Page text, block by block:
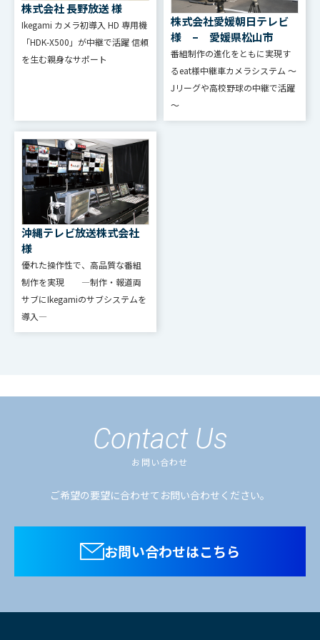
株式会社 長野放送 様
Ikegami カメラ初導⼊ HD 専⽤機
「HDK-X500」が中継で活躍 信頼
を⽣む親⾝なサポート
株式会社愛媛朝日テレビ
様 – 愛媛県松山市
番組制作の進化をともに実現す
るeat様中継車カメラシステム ～
Jリーグや高校野球の中継で活躍
～
沖縄テレビ放送株式会社
様
優れた操作性で、高品質な番組
制作を実現 ―制作・報道両
サブにIkegamiのサブシステムを
導入―
Contact Us
お問い合わせ
ご希望の要望に合わせてお問い合わせください。
お問い合わせはこちら